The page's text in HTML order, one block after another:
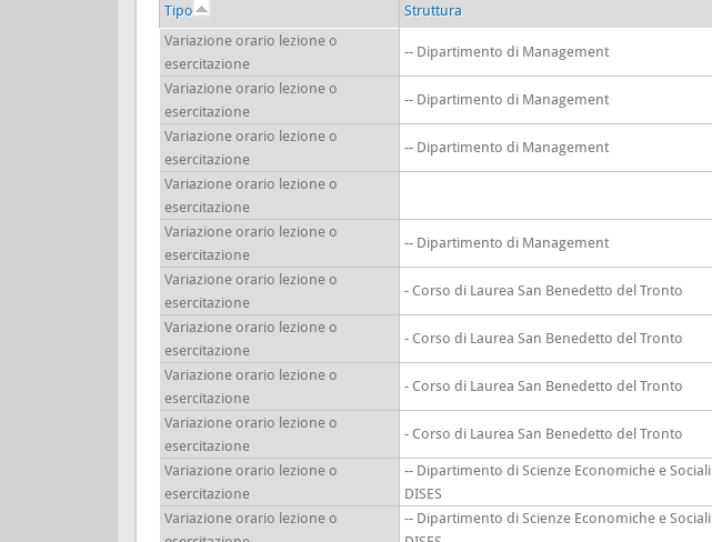
Tipo
Struttura
Variazione orario lezione o
esercitazione
-- Dipartimento di Management
Variazione orario lezione o
esercitazione
-- Dipartimento di Management
Variazione orario lezione o
esercitazione
-- Dipartimento di Management
Variazione orario lezione o
esercitazione
Variazione orario lezione o
esercitazione
-- Dipartimento di Management
Variazione orario lezione o
esercitazione
- Corso di Laurea San Benedetto del Tronto
Variazione orario lezione o
esercitazione
- Corso di Laurea San Benedetto del Tronto
Variazione orario lezione o
esercitazione
- Corso di Laurea San Benedetto del Tronto
Variazione orario lezione o
esercitazione
- Corso di Laurea San Benedetto del Tronto
Variazione orario lezione o
esercitazione
-- Dipartimento di Scienze Economiche e Sociali
DISES
Variazione orario lezione o
-- Dipartimento di Scienze Economiche e Sociali